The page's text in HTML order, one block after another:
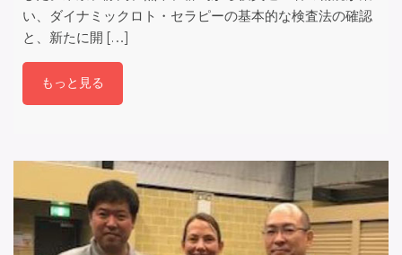
い、ダイナミックロト・セラピーの基本的な検査法の確認
と、新たに開 […]
もっと見る